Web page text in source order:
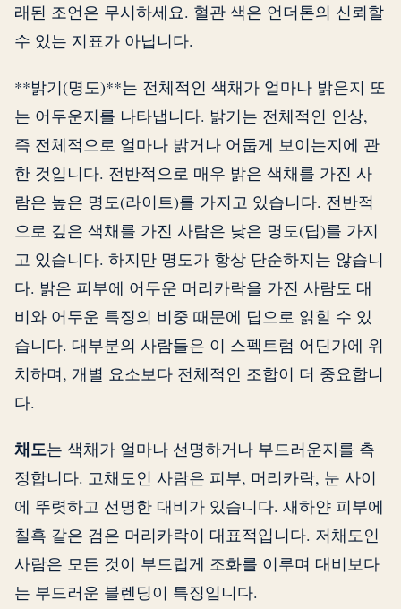
래된 조언은 무시하세요. 혈관 색은 언더톤의 신뢰할
수 있는 지표가 아닙니다.
**밝기(명도)**는 전체적인 색채가 얼마나 밝은지 또
는 어두운지를 나타냅니다. 밝기는 전체적인 인상,
즉 전체적으로 얼마나 밝거나 어둡게 보이는지에 관
한 것입니다. 전반적으로 매우 밝은 색채를 가진 사
람은 높은 명도(라이트)를 가지고 있습니다. 전반적
으로 깊은 색채를 가진 사람은 낮은 명도(딥)를 가지
고 있습니다. 하지만 명도가 항상 단순하지는 않습니
다. 밝은 피부에 어두운 머리카락을 가진 사람도 대
비와 어두운 특징의 비중 때문에 딥으로 읽힐 수 있
습니다. 대부분의 사람들은 이 스펙트럼 어딘가에 위
치하며, 개별 요소보다 전체적인 조합이 더 중요합니
다.
채도는 색채가 얼마나 선명하거나 부드러운지를 측
정합니다. 고채도인 사람은 피부, 머리카락, 눈 사이
에 뚜렷하고 선명한 대비가 있습니다. 새하얀 피부에
칠흑 같은 검은 머리카락이 대표적입니다. 저채도인
사람은 모든 것이 부드럽게 조화를 이루며 대비보다
는 부드러운 블렌딩이 특징입니다.